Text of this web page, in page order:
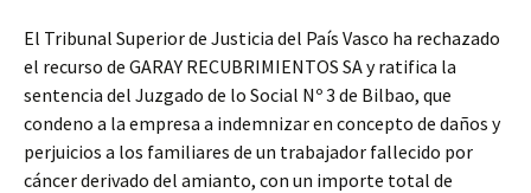
El Tribunal Superior de Justicia del País Vasco ha rechazado
el recurso de GARAY RECUBRIMIENTOS SA y ratifica la
sentencia del Juzgado de lo Social Nº 3 de Bilbao, que
condeno a la empresa a indemnizar en concepto de daños y
perjuicios a los familiares de un trabajador fallecido por
cáncer derivado del amianto, con un importe total de